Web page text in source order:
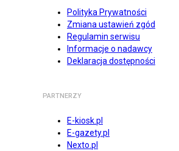
Polityka Prywatności
Zmiana ustawień zgód
Regulamin serwisu
Informacje o nadawcy
Deklaracja dostępności
PARTNERZY
E-kiosk.pl
E-gazety.pl
Nexto.pl